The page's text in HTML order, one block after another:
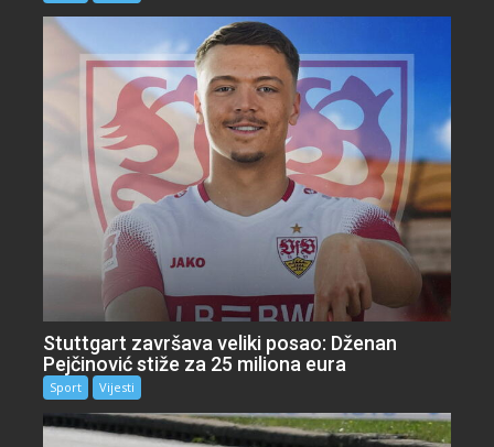
Stuttgart završava veliki posao: Dženan
Pejčinović stiže za 25 miliona eura
Sport Vijesti